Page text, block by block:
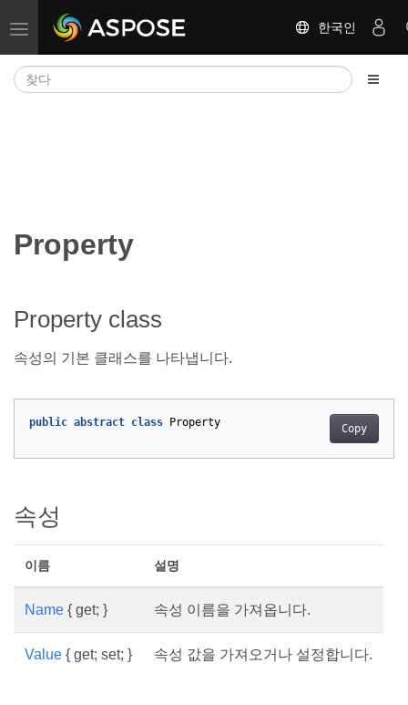
탐색 전환 한국인
Property
Property class
속성의 기본 클래스를 나타냅니다.
Copy
public abstract class Property
속성
이름 설명
Name { get; } 속성 이름을 가져옵니다.
Value { get; set; } 속성 값을 가져오거나 설정합니다.